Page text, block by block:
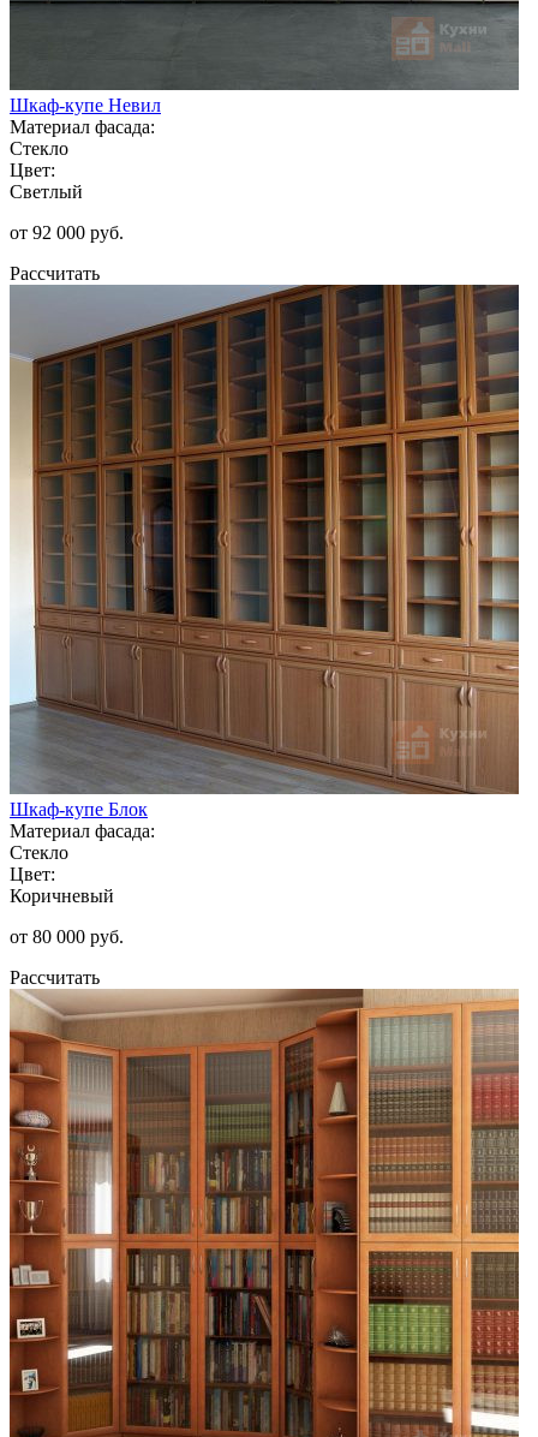
Шкаф-купе Невил
Материал фасада:
Стекло
Цвет:
Светлый
от 92 000 руб.
Рассчитать
Шкаф-купе Блок
Материал фасада:
Стекло
Цвет:
Коричневый
от 80 000 руб.
Рассчитать